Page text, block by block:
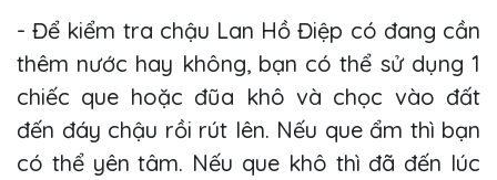
- Để kiểm tra chậu Lan Hồ Điệp có đang cần
thêm nước hay không, bạn có thể sử dụng 1
chiếc que hoặc đũa khô và chọc vào đất
đến đáy chậu rồi rút lên. Nếu que ẩm thì bạn
có thể yên tâm. Nếu que khô thì đã đến lúc